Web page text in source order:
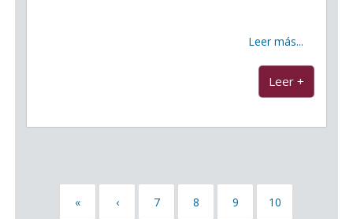
Leer más...
Leer +
« ‹ 7 8 9 10